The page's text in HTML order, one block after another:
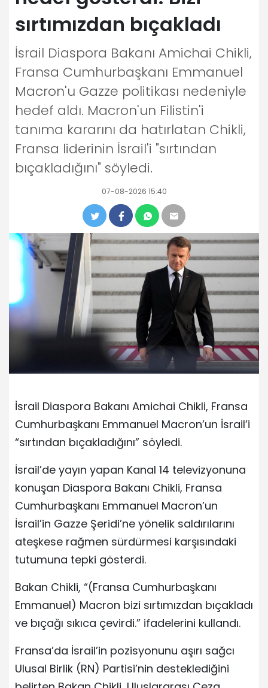
sırtımızdan bıçakladı
İsrail Diaspora Bakanı Amichai Chikli,
Fransa Cumhurbaşkanı Emmanuel
Macron'u Gazze politikası nedeniyle
hedef aldı. Macron'un Filistin'i
tanıma kararını da hatırlatan Chikli,
Fransa liderinin İsrail'i "sırtından
bıçakladığını" söyledi.
07-08-2026 15:40
İsrail Diaspora Bakanı Amichai Chikli, Fransa
Cumhurbaşkanı Emmanuel Macron’un İsrail’i
“sırtından bıçakladığını” söyledi.
İsrail’de yayın yapan Kanal 14 televizyonuna
konuşan Diaspora Bakanı Chikli, Fransa
Cumhurbaşkanı Emmanuel Macron’un
İsrail’in Gazze Şeridi’ne yönelik saldırılarını
ateşkese rağmen sürdürmesi karşısındaki
tutumuna tepki gösterdi.
Bakan Chikli, “(Fransa Cumhurbaşkanı
Emmanuel) Macron bizi sırtımızdan bıçakladı
ve bıçağı sıkıca çevirdi.” ifadelerini kullandı.
Fransa’da İsrail’in pozisyonunu aşırı sağcı
Ulusal Birlik (RN) Partisi’nin desteklediğini